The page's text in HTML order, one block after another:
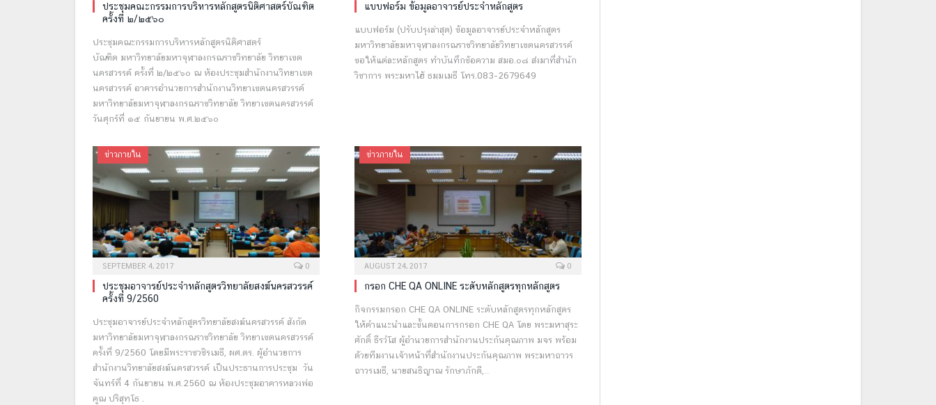
ประชุมคณะกรรมการบริหารหลักสูตรนิติศาสตร์บัณฑิต
ครั้งที่ ๒/๒๕๖๐
ประชุมคณะกรรมการบริหารหลักสูตรนิติศาสตร์
บัณฑิต มหาวิทยาลัยมหาจุฬาลงกรณราชวิทยาลัย วิทยาเขต
นครสวรรค์ ครั้งที่ ๒/๒๕๖๐ ณ ห้องประชุมสำนักงานวิทยาเขต
นครสวรรค์ อาคารอำนวยการสำนักงานวิทยาเขตนครสวรรค์
มหาวิทยาลัยมหาจุฬาลงกรณราชวิทยาลัย วิทยาเขตนครสวรรค์
วันศุกร์ที่ ๑๕ กันยายน พ.ศ.๒๕๖๐
แบบฟอร์ม ข้อมูลอาจารย์ประจำหลักสูตร
แบบฟอร์ม (ปรับปรุงล่าสุด) ข้อมูลอาจารย์ประจำหลักสูตร
มหาวิทยาลัยมหาจุฬาลงกรณราชวิทยาลัยวิทยาเขตนครสวรรค์
ขอให้แต่ละหลักสูตร ทำบันทึกข้อความ สมอ.๐๘ ส่งมาที่สำนัก
วิชาการ พระมหาไฮ้ ธมฺมเมธี โทร.083-2679649
ข่าวภายใน
SEPTEMBER 4, 2017 0
ประชุมอาจารย์ประจำหลักสูตรวิทยาลัยสงฆ์นครสวรรค์
ครั้งที่ 9/2560
ประชุมอาจารย์ประจำหลักสูตรวิทยาลัยสงฆ์นครสวรรค์ สังกัด
มหาวิทยาลัยมหาจุฬาลงกรณราชวิทยาลัย วิทยาเขตนครสวรรค์
ครั้งที่ 9/2560 โดยมีพระราชวชิรเมธี, ผศ.ดร. ผู้อำนวยการ
สำนักงานวิทยาลัยสงฆ์นครสวรรค์ เป็นประธานการประชุม วัน
จันทร์ที่ 4 กันยายน พ.ศ.2560 ณ ห้องประชุมอาคารหลวงพ่อ
คูณ ปริสุทฺโธ .
ข่าวภายใน
AUGUST 24, 2017 0
กรอก CHE QA ONLINE ระดับหลักสูตรทุกหลักสูตร
กิจกรรมกรอก CHE QA ONLINE ระดับหลักสูตรทุกหลักสูตร
ให้คำแนะนำและขั้นตอนการกรอก CHE QA โดย พระมหาสุระ
ศักดิ์ ธีรวํโส ผู้อำนวยการสำนักงานประกันคุณภาพ มจร พร้อม
ด้วยทีมงานเจ้าหน้าที่สำนักงานประกันคุณภาพ พระมหาถาวร
ถาวรเมธี, นายสนธิญาณ รักษาภักดี,…